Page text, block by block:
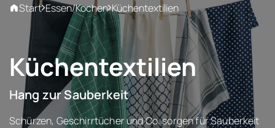
Start Essen/Kochen Küchentextilien
Küchentextilien
Hang zur Sauberkeit
Schürzen, Geschirrtücher und Co. sorgen für Sauberkeit